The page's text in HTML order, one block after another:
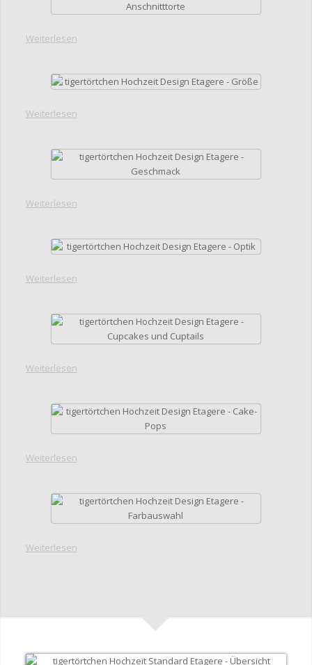
Weiterlesen
Weiterlesen
Weiterlesen
Weiterlesen
Weiterlesen
Weiterlesen
Weiterlesen